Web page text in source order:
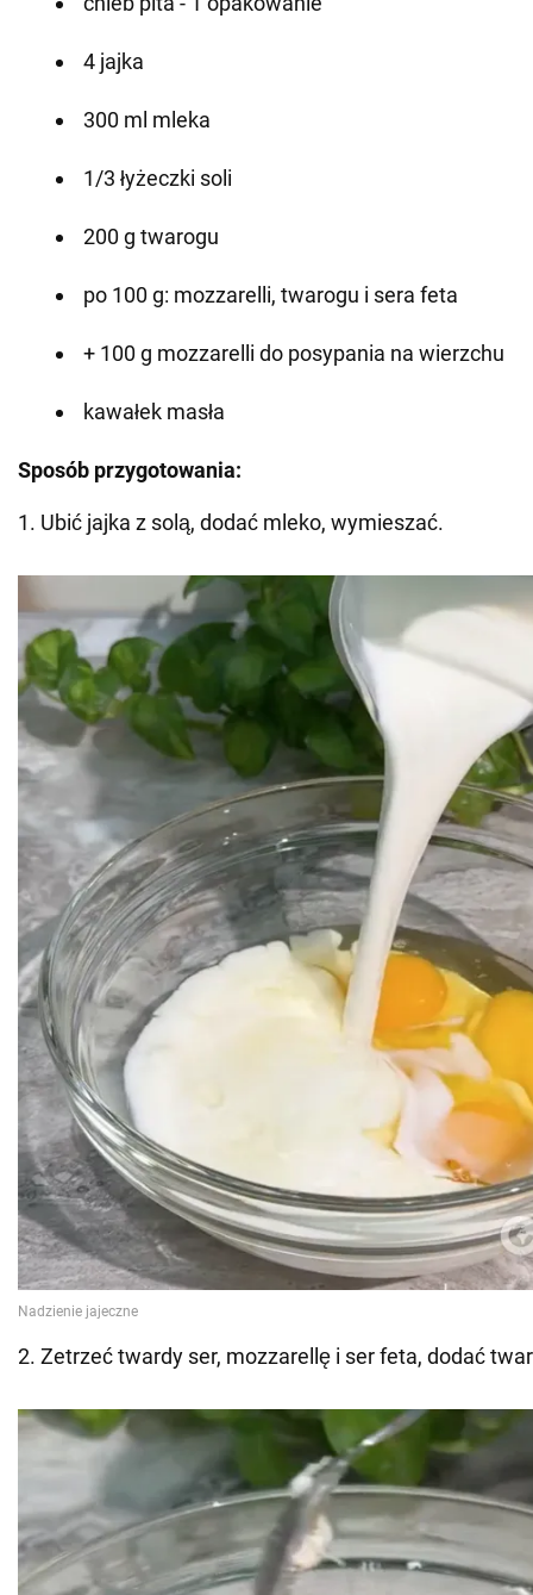
4 jajka
300 ml mleka
1/3 łyżeczki soli
200 g twarogu
po 100 g: mozzarelli, twarogu i sera feta
+ 100 g mozzarelli do posypania na wierzchu
kawałek masła
Sposób przygotowania:
1. Ubić jajka z solą, dodać mleko, wymieszać.
2. Zetrzeć twardy ser, mozzarellę i ser feta, dodać